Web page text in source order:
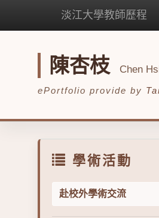
淡江大學教師歷程
陳杏枝 Chen
ePortfolio provide by
學術活動
赴校外學術交流